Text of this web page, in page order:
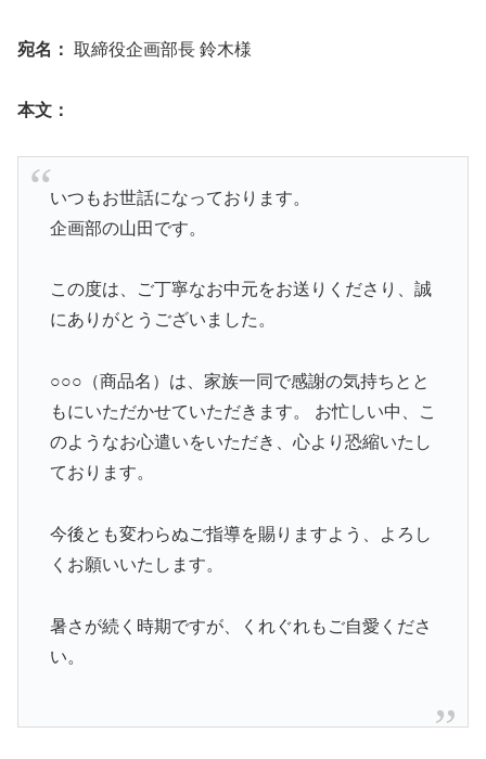
宛名： 取締役企画部長 鈴木様
本文：
いつもお世話になっております。
企画部の山田です。
この度は、ご丁寧なお中元をお送りくださり、誠
にありがとうございました。
○○○（商品名）は、家族一同で感謝の気持ちとと
もにいただかせていただきます。 お忙しい中、こ
のようなお心遣いをいただき、心より恐縮いたし
ております。
今後とも変わらぬご指導を賜りますよう、よろし
くお願いいたします。
暑さが続く時期ですが、くれぐれもご自愛くださ
い。